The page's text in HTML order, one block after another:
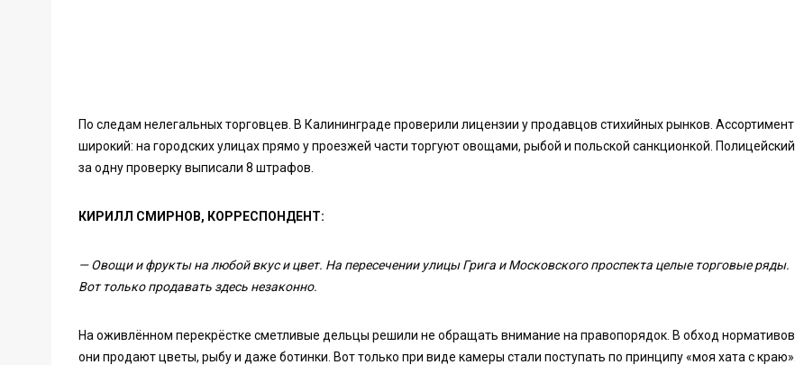
По следам нелегальных торговцев. В Калининграде проверили лицензии у продавцов стихийных рынков. Ассортимент
широкий: на городских улицах прямо у проезжей части торгуют овощами, рыбой и польской санкционкой. Полицейский
за одну проверку выписали 8 штрафов.
КИРИЛЛ СМИРНОВ, КОРРЕСПОНДЕНТ:
— Овощи и фрукты на любой вкус и цвет. На пересечении улицы Грига и Московского проспекта целые торговые ряды.
Вот только продавать здесь незаконно.
На оживлённом перекрёстке сметливые дельцы решили не обращать внимание на правопорядок. В обход нормативов
они продают цветы, рыбу и даже ботинки. Вот только при виде камеры стали поступать по принципу «моя хата с краю».